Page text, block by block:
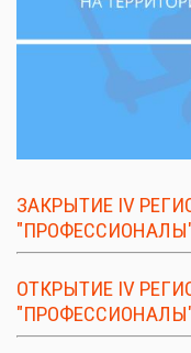
ЗАКРЫТИЕ IV
ОТКРЫТИЕ IV